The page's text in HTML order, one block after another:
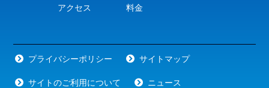
アクセス 料金
プライバシーポリシー サイトマップ
サイトのご利用について ニュース